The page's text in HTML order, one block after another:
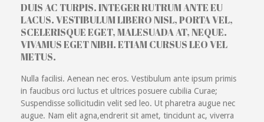
DUIS AC TURPIS. INTEGER RUTRUM ANTE EU
LACUS. VESTIBULUM LIBERO NISL, PORTA VEL,
SCELERISQUE EGET, MALESUADA AT, NEQUE.
VIVAMUS EGET NIBH. ETIAM CURSUS LEO VEL
METUS.
Nulla facilisi. Aenean nec eros. Vestibulum ante ipsum primis
in faucibus orci luctus et ultrices posuere cubilia Curae;
Suspendisse sollicitudin velit sed leo. Ut pharetra augue nec
augue. Nam elit agna,endrerit sit amet, tincidunt ac, viverra